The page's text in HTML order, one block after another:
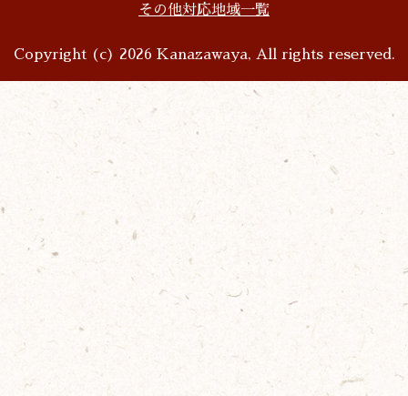
その他対応地域一覧
Copyright (c) 2026 Kanazawaya, All rights reserved.